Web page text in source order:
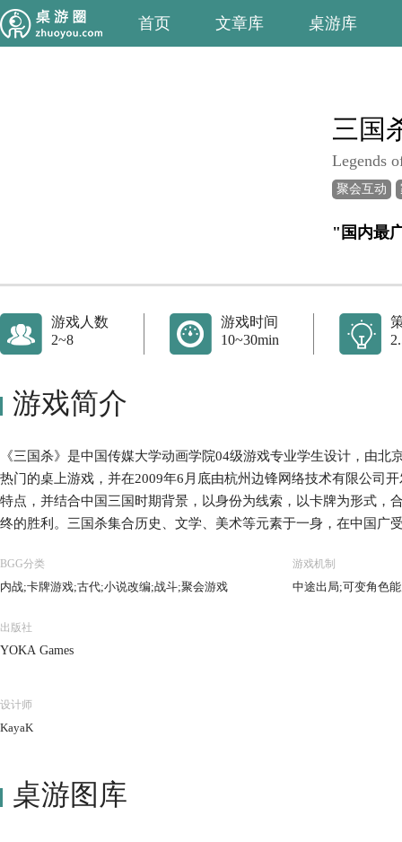
首页 文章库 桌游库
三国
Legends
聚会互动
"国内最
游戏人数
2~8
游戏时间
10~30min
游戏简介
《三国杀》是中国传媒大学动画学院04级游戏专业学生设计，由
热门的桌上游戏，并在2009年6月底由杭州边锋网络技术有限公司
特点，并结合中国三国时期背景，以身份为线索，以卡牌为形式，
终的胜利。三国杀集合历史、文学、美术等元素于一身，在中国广
BGG分类
内战;卡牌游戏;古代;小说改编;战斗;聚会游戏
游戏机制
中途出局;可变角色
出版社
YOKA Games
设计师
KayaK
桌游图库